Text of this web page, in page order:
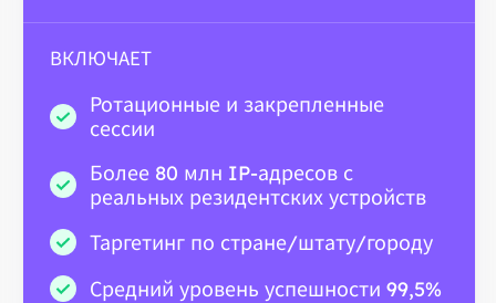
ВКЛЮЧАЕТ
Ротационные и закрепленные
сессии
Более 80 млн IP-адресов с
реальных резидентских устройств
Таргетинг по стране/штату/городу
Средний уровень успешности 99,5%